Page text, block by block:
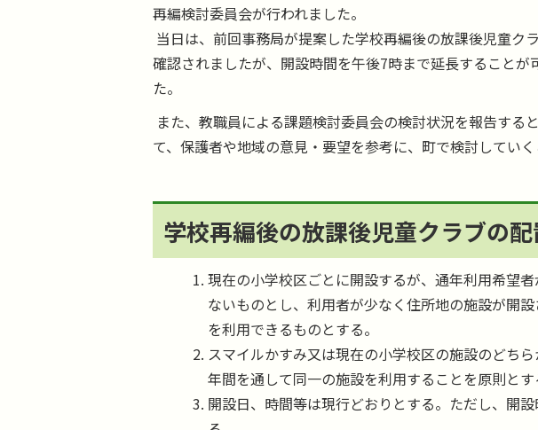
再編検討委員会が行われました。
当日は、前回事務局が提案した学校再編後の放課後児童ク
確認されましたが、開設時間を午後7時まで延長すること
た。
また、教職員による課題検討委員会の検討状況を報告する
て、保護者や地域の意見・要望を参考に、町で検討していく
学校再編後の放課後児童クラブの配
現在の小学校区ごとに開設するが、通年利用希望
ないものとし、利用者が少なく住所地の施設が開
を利用できるものとする。
スマイルかすみ又は現在の小学校区の施設のどち
年間を通して同一の施設を利用することを原則とす
開設日、時間等は現行どおりとする。ただし、開